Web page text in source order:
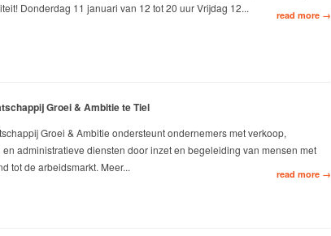
Donderdag 11 januari van 12 tot 20 uur Vrijdag 12...
read more →
Groei & Ambitie te Tiel
Groei & Ambitie ondersteunt ondernemers met verkoop,
en administratieve diensten door inzet en begeleiding van mensen met
tot de arbeidsmarkt. Meer...
read more →